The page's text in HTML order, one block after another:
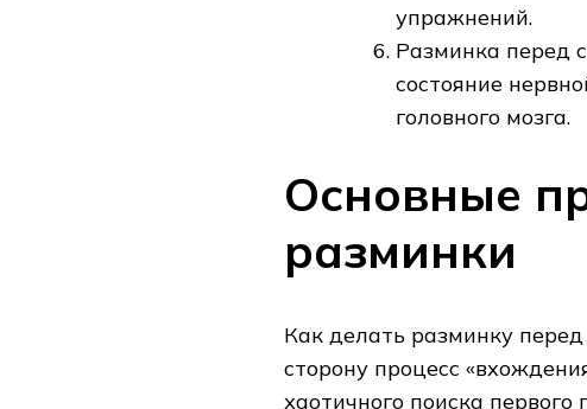
упражнений.
Разминка перед
состояние
головного мозга.
Основные
разминки
Как делать разминку
сторону процесс
хаотичного поиска первого